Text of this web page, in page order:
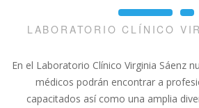
LABORATORIO CLÍNICO
En el Laboratorio Clínico Virginia Sáenz
médicos podrán encontrar a
capacitados así como una amplia